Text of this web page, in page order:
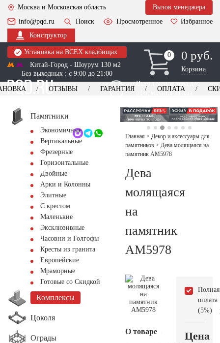
Москва и Московская область
Вызов менеджера
info@pqd.ru
Поиск Просмотренное
Избранное
Конструктор
Установка на ВСЕХ кладбищах
Китай-Город - Шоурум 130 м2
Без выходных : с 9:00 до 21:00
0
0 0 руб.
Корзина
Выезд менеджера для
оформления заказа
+7 (495) 518-44-23
Обратный звонок
ОТЗЫВЫ ГАРАНТИЯ ОПЛАТА
Памятники
Экономичные
Вертикальные
Фрезерные
Горизонтальные
Двойные
Арки и Колонны
Элитные
С крестом
Маленькие
Эксклюзивные
Часовни и Голгофы
Кресты из гранита
Европейские
Мраморные
Готовые со Скидкой
Комплексы
Цоколя
Ограды
Главная > Декор и аксессуары для
памятников > Дева молящаяся на
памятник AM5978
Дева
молящаяся
на
памятник
AM5978
О товаре
Полная
оплата
(5%)
Цена